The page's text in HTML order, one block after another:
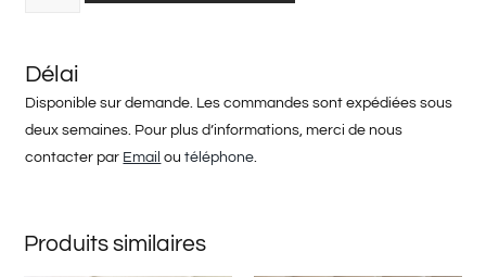
Délai
Disponible sur demande. Les commandes sont expédiées sous
deux semaines. Pour plus d’informations, merci de nous
contacter par Email outéléphone.
Produits similaires